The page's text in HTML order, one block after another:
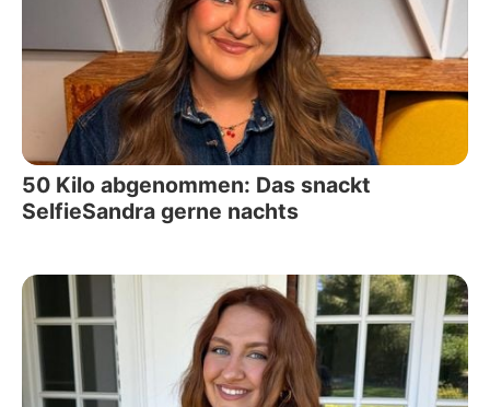
50 Kilo abgenommen: Das snackt
SelfieSandra gerne nachts